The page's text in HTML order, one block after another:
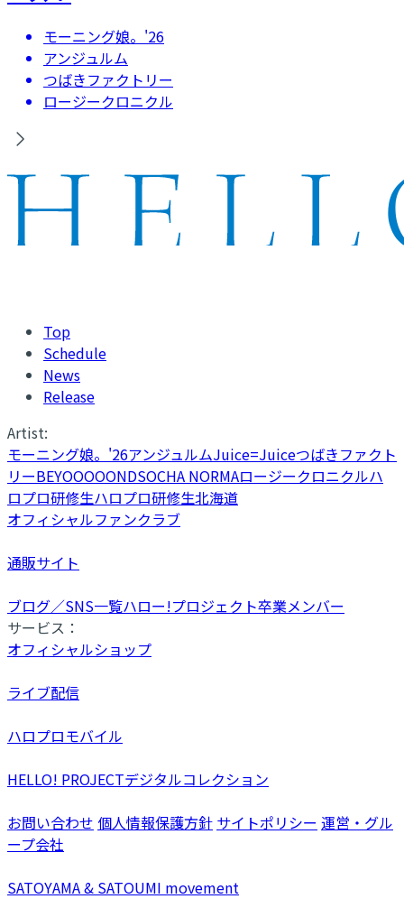
モーニング娘。'26
アンジュルム
つばきファクトリー
ロージークロニクル
Top
Schedule
News
Release
Artist:
モーニング娘。'26アンジュルムJuice=Juiceつばきファクト
リーBEYOOOOONDSOCHA NORMAロージークロニクルハ
ロプロ研修生ハロプロ研修生北海道
オフィシャルファンクラブ
通販サイト
ブログ／SNS一覧ハロー!プロジェクト卒業メンバー
サービス：
オフィシャルショップ
ライブ配信
ハロプロモバイル
HELLO! PROJECTデジタルコレクション
お問い合わせ 個人情報保護方針 サイトポリシー 運営・グル
ープ会社
SATOYAMA & SATOUMI movement